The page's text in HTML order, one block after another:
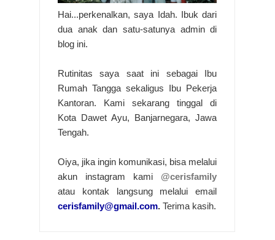
Hai...perkenalkan, saya Idah. Ibuk dari
dua anak dan satu-satunya admin di
blog ini.
Rutinitas saya saat ini sebagai Ibu
Rumah Tangga sekaligus Ibu Pekerja
Kantoran. Kami sekarang tinggal di
Kota Dawet Ayu, Banjarnegara, Jawa
Tengah.
Oiya, jika ingin komunikasi, bisa melalui
akun instagram kami @cerisfamily
atau kontak langsung melalui email
cerisfamily@gmail.com. Terima kasih.